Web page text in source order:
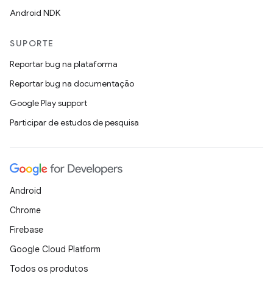
Android NDK
SUPORTE
Reportar bug na plataforma
Reportar bug na documentação
Google Play support
Participar de estudos de pesquisa
Android
Chrome
Firebase
Google Cloud Platform
Todos os produtos